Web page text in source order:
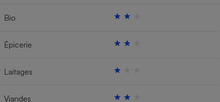
Bio
Épicerie
Laitages
Viandes